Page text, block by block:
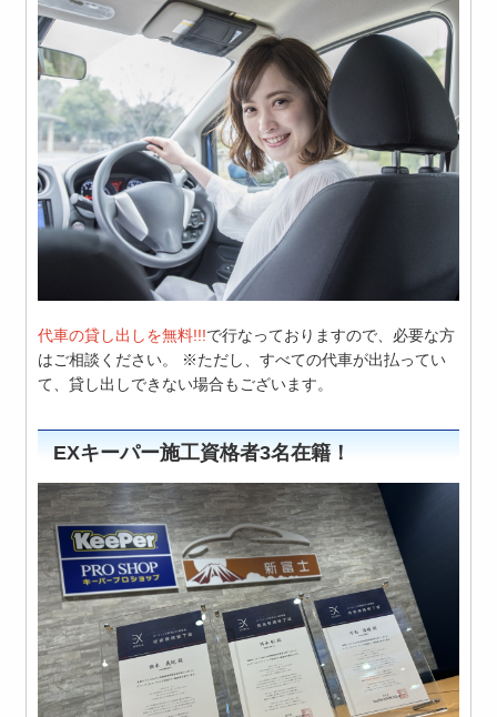
代車の貸し出しを無料!!!で行なっておりますので、必要な方
はご相談ください。 ※ただし、すべての代車が出払ってい
て、貸し出しできない場合もございます。
EXキーパー施工資格者3名在籍！